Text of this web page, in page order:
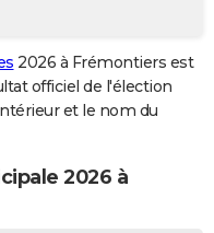
2026 à Frémontiers est
officiel de l'élection
et le nom du
2026 à